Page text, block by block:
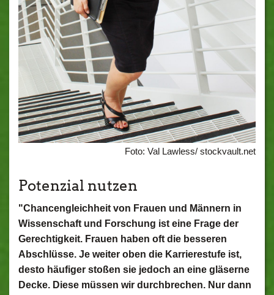
Foto: Val Lawless/ stockvault.net
Potenzial nutzen
"Chancengleichheit von Frauen und Männern in
Wissenschaft und Forschung ist eine Frage der
Gerechtigkeit. Frauen haben oft die besseren
Abschlüsse. Je weiter oben die Karrierestufe ist,
desto häufiger stoßen sie jedoch an eine gläserne
Decke. Diese müssen wir durchbrechen. Nur dann